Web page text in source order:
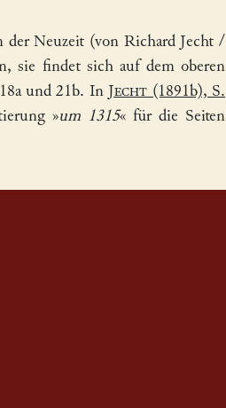
der Neuzeit (von Richard Jecht /
sie findet sich auf dem oberen
und 21b. In Jecht (1891b), S.
»um 1315« für die Seiten